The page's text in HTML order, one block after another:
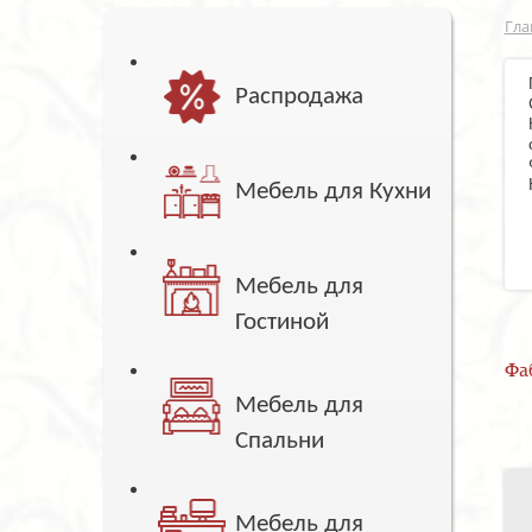
Распродажа
Мебель для Кухни
Мебель для
Гостиной
Мебель для
Спальни
Мебель для